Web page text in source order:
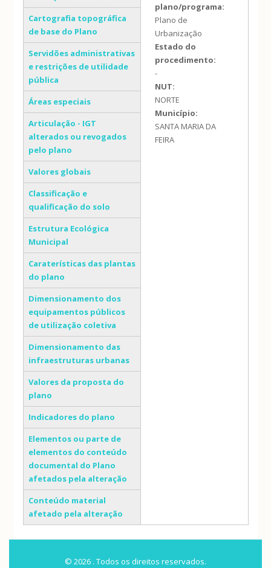
Cartografia topográfica
de base do Plano
Servidões administrativas
e restrições de utilidade
pública
Áreas especiais
Articulação - IGT
alterados ou revogados
pelo plano
Valores globais
Classificação e
qualificação do solo
Estrutura Ecológica
Municipal
Caraterísticas das plantas
do plano
Dimensionamento dos
equipamentos públicos
de utilização coletiva
Dimensionamento das
infraestruturas urbanas
Valores da proposta do
plano
Indicadores do plano
Elementos ou parte de
elementos do conteúdo
documental do Plano
afetados pela alteração
Conteúdo material
afetado pela alteração
plano/programa:
Plano de
Urbanização
Estado do
procedimento:
-
NUT:
NORTE
Município:
SANTA MARIA DA
FEIRA
© 2026 . Todos os direitos reservados.